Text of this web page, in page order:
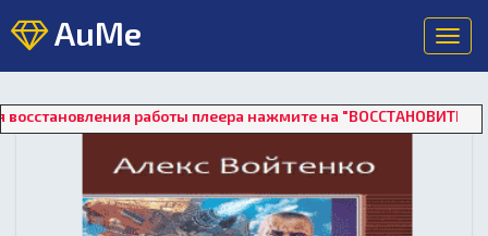
AuMe
работы плеера нажмите на "ВОССТАНОВИТЬ